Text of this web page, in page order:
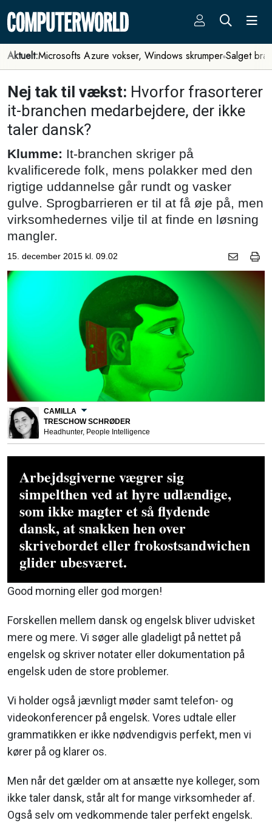
Aktuelt:Microsofts Azure vokser, Windows skrumper Salget
Nej tak til vækst: Hvorfor frasorterer
it-branchen medarbejdere, der ikke
taler dansk?
Klumme: It-branchen skriger på
kvalificerede folk, mens polakker med den
rigtige uddannelse går rundt og vasker
gulve. Sprogbarrieren er til at få øje på, men
virksomhedernes vilje til at finde en løsning
mangler.
15. december 2015 kl. 09.02
CAMILLA
TRESCHOW SCHRØDER
Headhunter, People Intelligence
Arbejdsgiverne vægrer sig
simpelthen ved at hyre udlændige,
som ikke magter et så flydende
dansk, at snakken hen over
skrivebordet eller frokostsandwichen
glider ubesværet.
Good morning eller god morgen!
Forskellen mellem dansk og engelsk bliver udvisket
mere og mere. Vi søger alle gladeligt på nettet på
engelsk og skriver notater eller dokumentation på
engelsk uden de store problemer.
Vi holder også jævnligt møder samt telefon- og
videokonferencer på engelsk. Vores udtale eller
grammatikken er ikke nødvendigvis perfekt, men vi
kører på og klarer os.
Men når det gælder om at ansætte nye kolleger, som
ikke taler dansk, står alt for mange virksomheder af.
Også selv om vedkommende taler perfekt engelsk.